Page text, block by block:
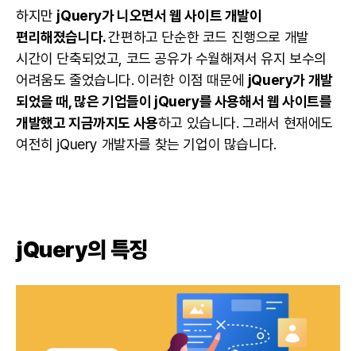
하지만 jQuery가 니오면서 웹 사이트 개발이
편리해졌습니다.간편하고 단순한 코드 진행으로 개발
시간이 단축되었고, 코드 공유가 수월해져서 유지 보수의
어려움도 줄었습니다. 이러한 이점 때문에 jQuery가 개발
되었을 때, 많은 기업들이 jQuery를 사용해서 웹 사이트를
개발했고 지금까지도 사용하고 있습니다. 그래서 현재에도
여전히 jQuery 개발자를 찾는 기업이 많습니다.
jQuery의 특징